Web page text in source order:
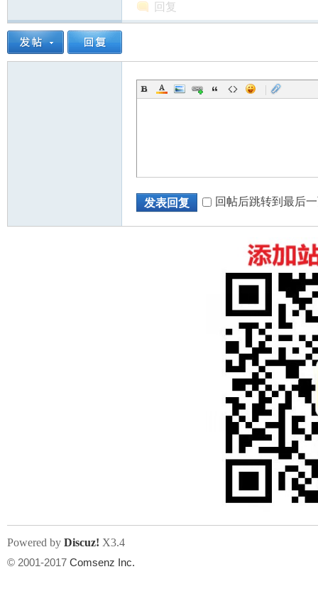
人
回复
|
发表回复 回帖后跳转到最后
Powered by Discuz! X3.4
© 2001-2017 Comsenz Inc.